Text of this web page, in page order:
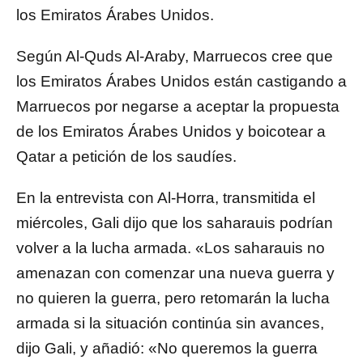
los Emiratos Árabes Unidos.
Según Al-Quds Al-Araby, Marruecos cree que
los Emiratos Árabes Unidos están castigando a
Marruecos por negarse a aceptar la propuesta
de los Emiratos Árabes Unidos y boicotear a
Qatar a petición de los saudíes.
En la entrevista con Al-Horra, transmitida el
miércoles, Gali dijo que los saharauis podrían
volver a la lucha armada. «Los saharauis no
amenazan con comenzar una nueva guerra y
no quieren la guerra, pero retomarán la lucha
armada si la situación continúa sin avances,
dijo Gali, y añadió: «No queremos la guerra